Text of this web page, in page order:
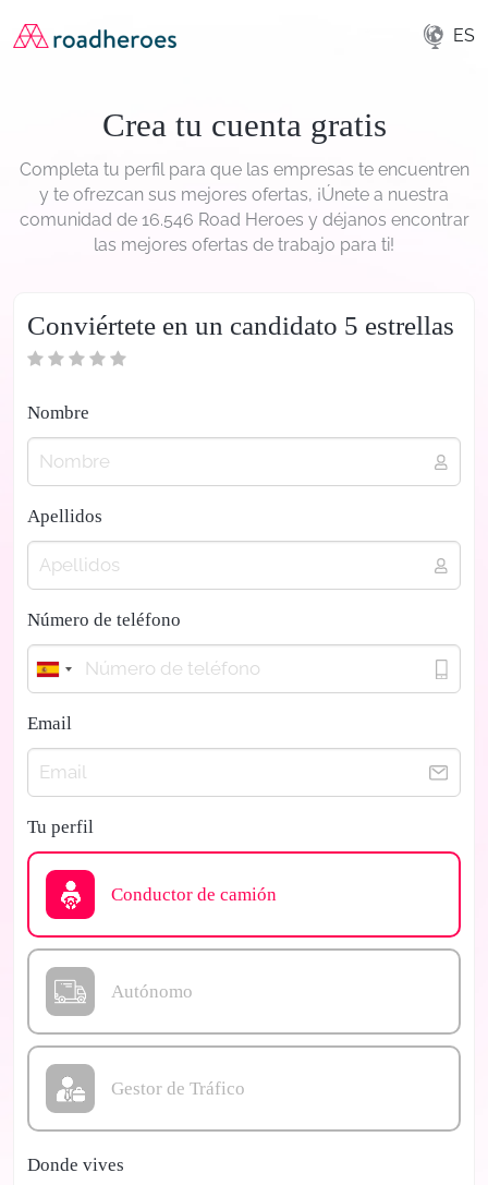
ES
Crea tu cuenta gratis
Completa tu perfil para que las empresas te encuentren
y te ofrezcan sus mejores ofertas, ¡Únete a nuestra
comunidad de 16.546 Road Heroes y déjanos encontrar
las mejores ofertas de trabajo para ti!
Conviértete en un candidato 5 estrellas
Nombre
Apellidos
Número de teléfono
Email
Tu perfil
Conductor de camión
Autónomo
Gestor de Tráfico
Donde vives